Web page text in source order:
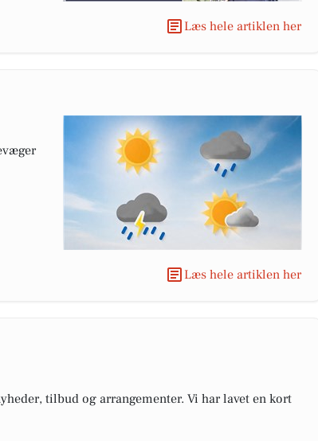
Læs hele artiklen her
Læs hele artiklen her
tilbud og arrangementer. Vi har lavet en kort